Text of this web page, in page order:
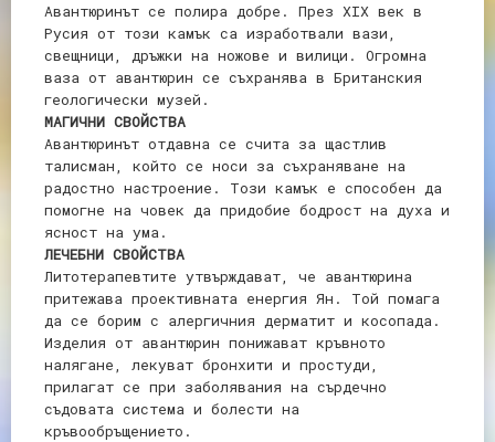
Авантюринът се полира добре. През ХІХ век в
Русия от този камък са изработвали вази,
свещници, дръжки на ножове и вилици. Огромна
ваза от авантюрин се съхранява в Британския
геологически музей.
МАГИЧНИ СВОЙСТВА
Авантюринът отдавна се счита за щастлив
талисман, който се носи за съхраняване на
радостно настроение. Този камък е способен да
помогне на човек да придобие бодрост на духа и
ясност на ума.
ЛЕЧЕБНИ СВОЙСТВА
Литотерапевтите утвърждават, че авантюрина
притежава проективната енергия Ян. Той помага
да се борим с алергичния дерматит и косопада.
Изделия от авантюрин понижават кръвното
налягане, лекуват бронхити и простуди,
прилагат се при заболявания на сърдечно
съдовата система и болести на
кръвообръщението.